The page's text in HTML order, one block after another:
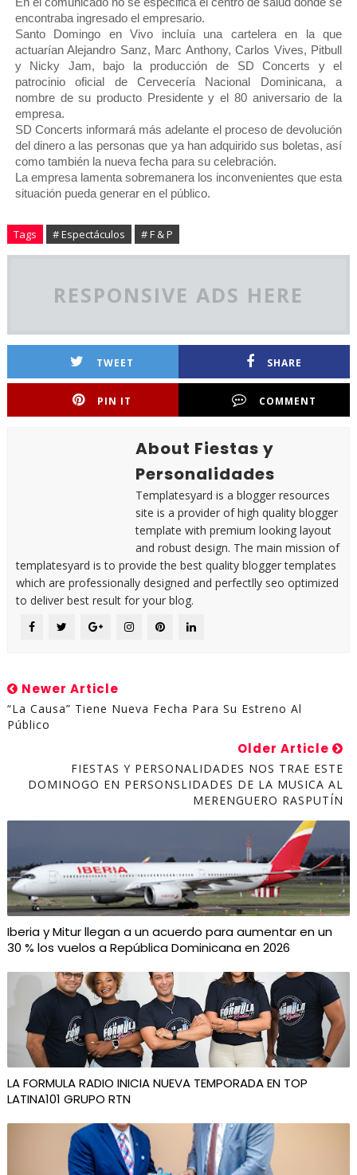
encontraba ingresado el empresario.
Santo Domingo en Vivo incluía una cartelera en la que
actuarían Alejandro Sanz, Marc Anthony, Carlos Vives, Pitbull
y Nicky Jam, bajo la producción de SD Concerts y el
patrocinio oficial de Cervecería Nacional Dominicana, a
nombre de su producto Presidente y el 80 aniversario de la
empresa.
SD Concerts informará más adelante el proceso de devolución
del dinero a las personas que ya han adquirido sus boletas, así
como también la nueva fecha para su celebración.
La empresa lamenta sobremanera los inconvenientes que esta
situación pueda generar en el público.
Tags # Espectáculos # F & P
RESPONSIVE ADS HERE
TWEET SHARE
PIN IT COMMENT
About Fiestas y
Personalidades
Templatesyard is a blogger resources
site is a provider of high quality blogger
template with premium looking layout
and robust design. The main mission of
templatesyard is to provide the best quality blogger templates
which are professionally designed and perfectlly seo optimized
to deliver best result for your blog.
Newer Article
“La Causa” Tiene Nueva Fecha Para Su Estreno Al
Público
Older Article
FIESTAS Y PERSONALIDADES NOS TRAE ESTE
DOMINOGO EN PERSONSLIDADES DE LA MUSICA AL
MERENGUERO RASPUTÍN
Iberia y Mitur llegan a un acuerdo para aumentar en un
30 % los vuelos a República Dominicana en 2026
LA FORMULA RADIO INICIA NUEVA TEMPORADA EN TOP
LATINA101 GRUPO RTN